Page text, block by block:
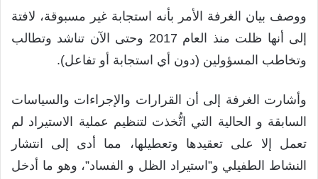
ووصف بيان الغرفة الأمر بأنه استجابة غير مسبوقة، لافتة
إلى أنها ظلت منذ العام 2017 وحتى الآن تناشد وتطالب
وتخاطب المسؤولين (دون أي استجابة أو تفاعل).
وأشارت الغرفة إلى أن القرارات والإجراءات والسياسات
السابقة و الحالية التي اتُّخذت لتنظيم عملية الاستيراد لم
تعمل إلا على تعقيدها وتعطيلها، مما أدى إلى انتشار
النشاط الطفيلي و”استيراد الظل و الفساد”، وهو ما أدخل